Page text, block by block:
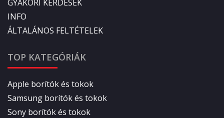
GYAKORI KÉRDÉSEK
INFO
ÁLTALÁNOS FELTÉTELEK
TOP KATEGÓRIÁK
Apple borítók és tokok
Samsung borítók és tokok
Sony borítók és tokok